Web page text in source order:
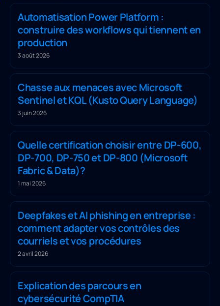
Automatisation Power Platform :
construire des workflows qui tiennent en
production
3 août 2026
Chasse aux menaces avec Microsoft
Sentinel et KQL (Kusto Query Language)
3 juin 2026
Quelle certification choisir entre DP-600,
DP-700, DP-750 et DP-800 (Microsoft
Fabric & Data)?
1 mai 2026
Deepfakes et AI phishing en entreprise :
comment adapter vos contrôles des
courriels et vos procédures
2 avril 2026
Explication des parcours en
cybersécurité CompTIA